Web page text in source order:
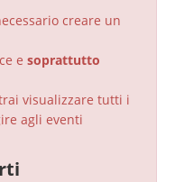
creare un
e soprattutto
visualizzare tutti i
agli eventi